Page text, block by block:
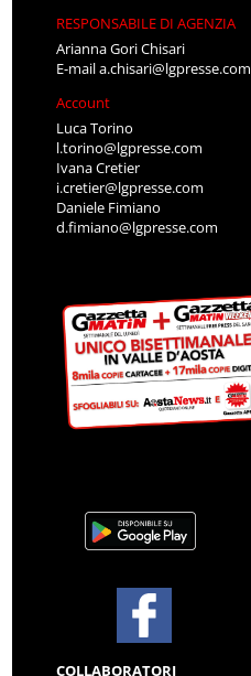
RESPONSABILE DI AGENZIA
Arianna Gori Chisari
E-maila.chisari@lgpresse.com
Account
Luca Torino
l.torino@lgpresse.com
Ivana Cretier
i.cretier@lgpresse.com
Daniele Fimiano
d.fimiano@lgpresse.com
COLLABORATORI